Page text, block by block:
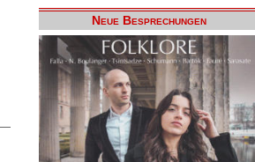
Neue Besprechungen